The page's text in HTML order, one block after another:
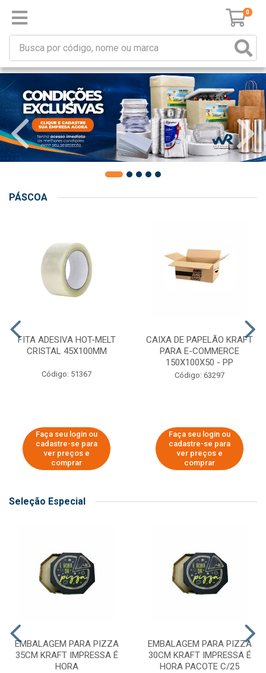
0
PÁSCOA
FITA ADESIVA HOT-MELT
CRISTAL 45X100MM
Código: 51367
Faça seu login ou
cadastre-se para
ver preços e
comprar
CAIXA DE PAPELÃO KRAFT
PARA E-COMMERCE
150X100X50 - PP
Código: 63297
Faça seu login ou
cadastre-se para
ver preços e
comprar
Seleção Especial
EMBALAGEM PARA PIZZA
35CM KRAFT IMPRESSA É
HORA
EMBALAGEM PARA PIZZA
30CM KRAFT IMPRESSA É
HORA PACOTE C/25